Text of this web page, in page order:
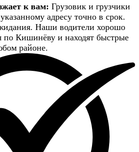
к вам: Грузовик и грузчики
адресу точно в срок.
Наши водители хорошо
по Кишинёву и находят быстрые
районе.